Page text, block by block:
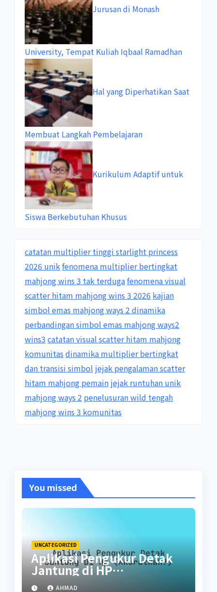
Jurusan di Monash
University, Tempat Kuliah Iqbaal Ramadhan
Hal yang Diperhatikan Saat
Membuat Langkah Pembelajaran
Kurikulum Adaptif untuk
Siswa Berkebutuhan Khusus
catatan multiplier tinggi starlight princess
2026 unikfenomena multiplier bertingkat
mahjong wins 3 tak terdugafenomena visual
scatter hitam mahjong wins 3 2026 kajian
simbol emas mahjong ways 2 dinamika
perbandingan simbol emas mahjong ways2
wins3 catatan visual scatter hitam mahjong
komunitas dinamika multiplier bertingkat
dan transisi simbol jejak pengalaman scatter
hitam mahjong pemain jejak runtuhan unik
mahjong ways 2 penelusuran wild tengah
mahjong wins 3 komunitas
You missed
UNCATEGORIZED
Aplikasi Pengukur Detak
Jantung di HP
(Akuratkah?)
AHMAD